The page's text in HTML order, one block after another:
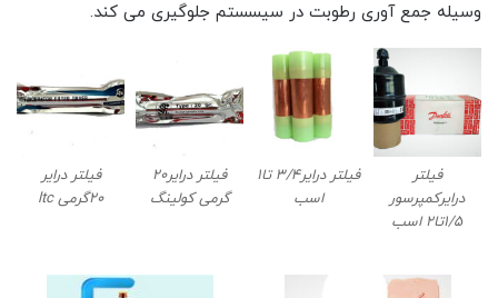
وسيله جمع‌ آوری رطوبت در سيسستم جلوگيری می کند.
فیلتر
درایرکمپرسور
1/5تا2 اسب
فیلتر درایر3/4 تا1
اسب
فیلتر درایر20
گرمی کولینگ
فیلتر درایر
20گرمی ltc